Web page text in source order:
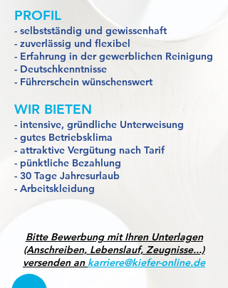
PROFIL
- selbstständig und gewissenhaft
- zuverlässig und flexibel
- Erfahrung in der gewerblichen Reinigung
- Deutschkenntnisse
- Führerschein wünschenswert
WIR BIETEN
- intensive, gründliche Unterweisung
- gutes Betriebsklima
- attraktive Vergütung nach Tarif
- pünktliche Bezahlung
- 30 Tage Jahresurlaub
- Arbeitskleidung
Bitte Bewerbung mit Ihren Unterlagen
(Anschreiben, Lebenslauf, Zeugnisse...)
versenden an karriere@kiefer-online.de